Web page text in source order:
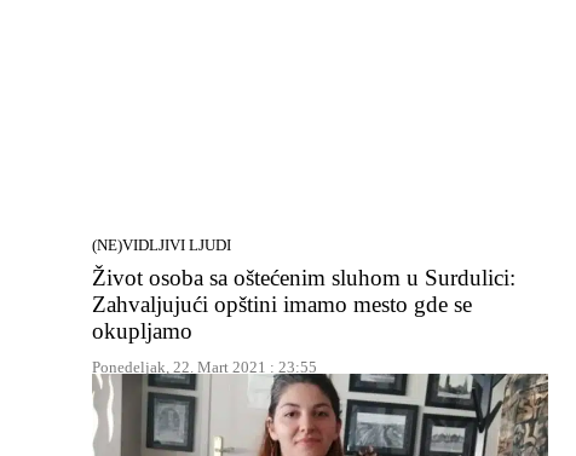
(NE)VIDLJIVI LJUDI
Život osoba sa oštećenim sluhom u Surdulici:
Zahvaljujući opštini imamo mesto gde se
okupljamo
Ponedeljak, 22. Mart 2021 : 23:55